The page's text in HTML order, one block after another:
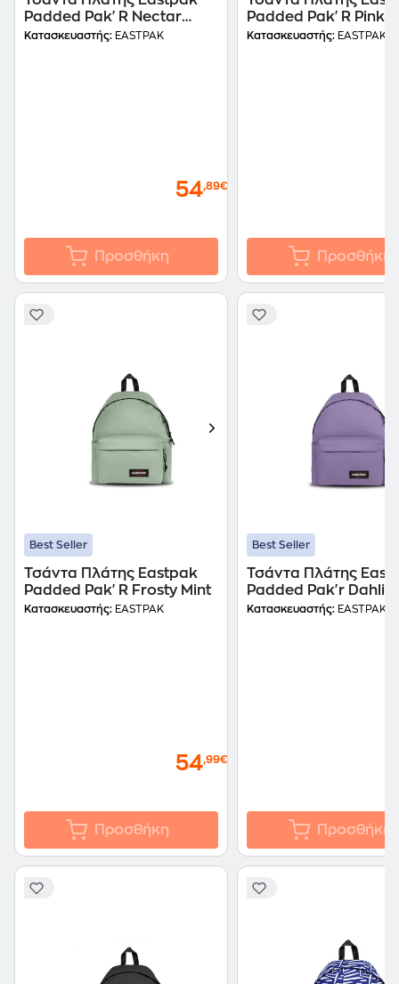
Padded Pak'R Nectar
Orange
Κατασκευαστής: EASTPAK
54,89€
Προσθήκη
Padded Pak'R Pink
Tropical
Κατασκευαστής: EASTPAK
Προσθήκη
Best Seller
Τσάντα Πλάτης Eastpak
Padded Pak'R Frosty Mint
Κατασκευαστής: EASTPAK
54,99€
Προσθήκη
Best Seller
Τσάντα Πλάτης
Padded Pak'r Dahlia
Purple
Κατασκευαστής: EASTPAK
Προσθήκη